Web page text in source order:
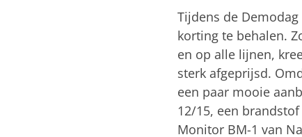
Tijdens de
korting te behalen.
en op alle lijnen,
sterk afgeprijsd.
een paar mooie
12/15, een
Monitor BM-1 van